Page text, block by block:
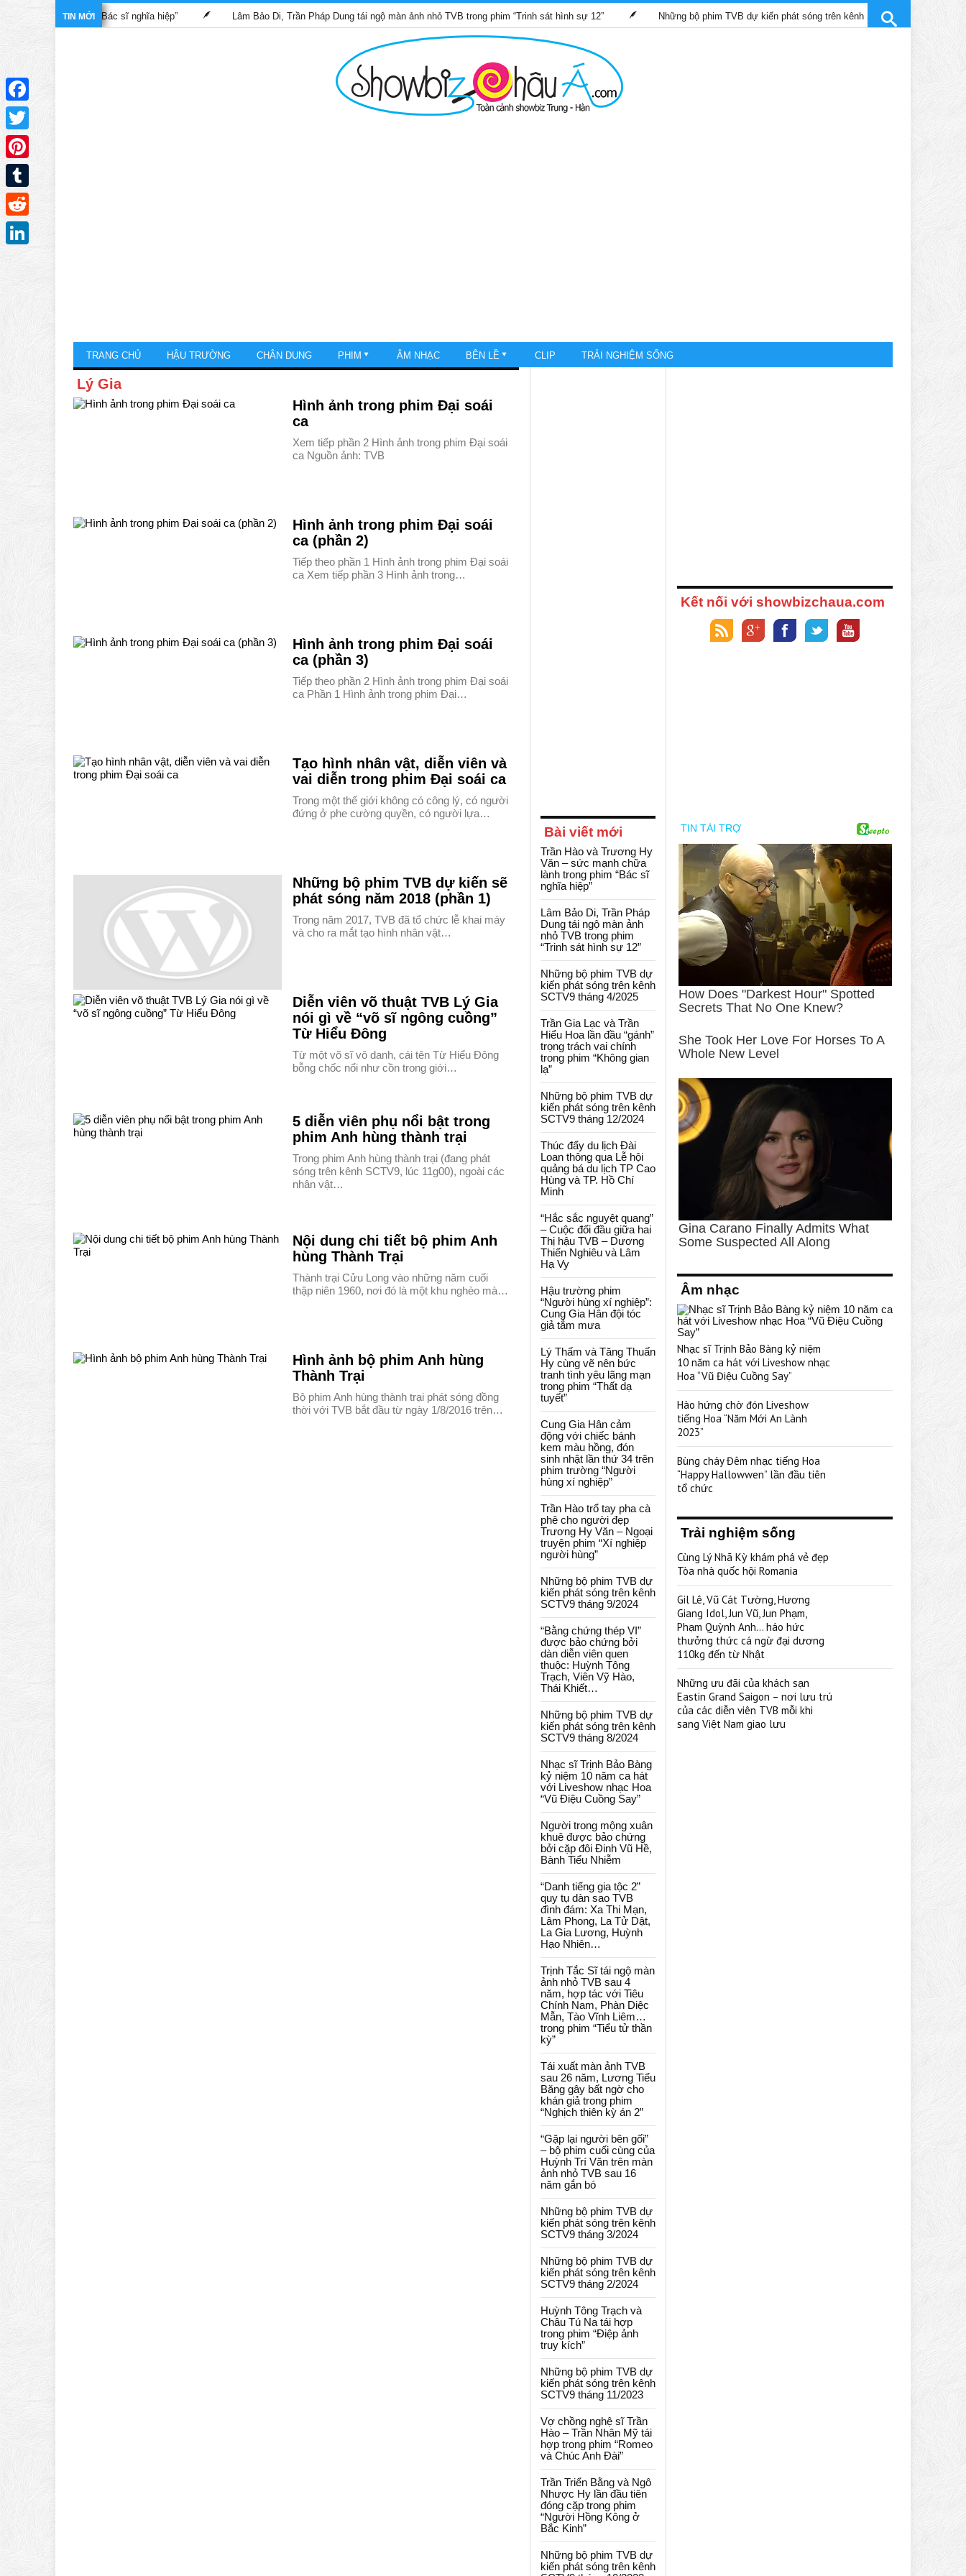
TIN MỚI
trong phim “Bác sĩ nghĩa hiệp” Lâm Bảo Di, Trần Pháp Dung tái ngộ màn ảnh nhỏ TVB trong phim “Trinh sát hình sự 12” Những bộ phim TVB dự kiến phát sóng trên kênh SCTV9 tháng 4/2025
TRANG CHỦ HẬU TRƯỜNG CHÂN DUNG PHIM ÂM NHẠC BÊN LỀ CLIP TRẢI NGHIỆM SỐNG
Lý Gia
Hình ảnh trong phim Đại soái
ca
Xem tiếp phần 2 Hình ảnh trong phim Đại soái
ca Nguồn ảnh: TVB
Hình ảnh trong phim Đại soái
ca (phần 2)
Tiếp theo phần 1 Hình ảnh trong phim Đại soái
ca Xem tiếp phần 3 Hình ảnh trong…
Hình ảnh trong phim Đại soái
ca (phần 3)
Tiếp theo phần 2 Hình ảnh trong phim Đại soái
ca Phần 1 Hình ảnh trong phim Đại…
Tạo hình nhân vật, diễn viên và
vai diễn trong phim Đại soái ca
Trong một thế giới không có công lý, có người
đứng ở phe cường quyền, có người lựa…
Những bộ phim TVB dự kiến sẽ
phát sóng năm 2018 (phần 1)
Trong năm 2017, TVB đã tổ chức lễ khai máy
và cho ra mắt tạo hình nhân vật…
Diễn viên võ thuật TVB Lý Gia
nói gì về “võ sĩ ngông cuồng”
Từ Hiểu Đông
Từ một võ sĩ vô danh, cái tên Từ Hiểu Đông
bỗng chốc nổi như cồn trong giới…
5 diễn viên phụ nổi bật trong
phim Anh hùng thành trại
Trong phim Anh hùng thành trại (đang phát
sóng trên kênh SCTV9, lúc 11g00), ngoài các
nhân vật…
Nội dung chi tiết bộ phim Anh
hùng Thành Trại
Thành trại Cửu Long vào những năm cuối
thập niên 1960, nơi đó là một khu nghèo mà…
Hình ảnh bộ phim Anh hùng
Thành Trại
Bộ phim Anh hùng thành trại phát sóng đồng
thời với TVB bắt đầu từ ngày 1/8/2016 trên…
Bài viết mới
Trần Hào và Trương Hy
Văn – sức mạnh chữa
lành trong phim “Bác sĩ
nghĩa hiệp”
Lâm Bảo Di, Trần Pháp
Dung tái ngộ màn ảnh
nhỏ TVB trong phim
“Trinh sát hình sự 12”
Những bộ phim TVB dự
kiến phát sóng trên kênh
SCTV9 tháng 4/2025
Trần Gia Lạc và Trần
Hiểu Hoa lần đầu “gánh”
trọng trách vai chính
trong phim “Không gian
lạ”
Những bộ phim TVB dự
kiến phát sóng trên kênh
SCTV9 tháng 12/2024
Thúc đẩy du lịch Đài
Loan thông qua Lễ hội
quảng bá du lịch TP Cao
Hùng và TP. Hồ Chí
Minh
“Hắc sắc nguyệt quang”
– Cuộc đối đầu giữa hai
Thị hậu TVB – Dương
Thiến Nghiêu và Lâm
Hạ Vy
Hậu trường phim
“Người hùng xí nghiệp”:
Cung Gia Hân đội tóc
giả tắm mưa
Lý Thấm và Tăng Thuấn
Hy cùng vẽ nên bức
tranh tình yêu lãng mạn
trong phim “Thất dạ
tuyết”
Cung Gia Hân cảm
động với chiếc bánh
kem màu hồng, đón
sinh nhật lần thứ 34 trên
phim trường “Người
hùng xí nghiệp”
Trần Hào trổ tay pha cà
phê cho người đẹp
Trương Hy Văn – Ngoại
truyện phim “Xí nghiệp
người hùng”
Những bộ phim TVB dự
kiến phát sóng trên kênh
SCTV9 tháng 9/2024
“Bằng chứng thép VI”
được bảo chứng bởi
dàn diễn viên quen
thuộc: Huỳnh Tông
Trạch, Viên Vỹ Hào,
Thái Khiết…
Những bộ phim TVB dự
kiến phát sóng trên kênh
SCTV9 tháng 8/2024
Nhạc sĩ Trịnh Bảo Bàng
kỷ niệm 10 năm ca hát
với Liveshow nhạc Hoa
“Vũ Điệu Cuồng Say”
Người trong mộng xuân
khuê được bảo chứng
bởi cặp đôi Đinh Vũ Hề,
Bành Tiểu Nhiễm
“Danh tiếng gia tộc 2”
quy tụ dàn sao TVB
đình đám: Xa Thi Mạn,
Lâm Phong, La Tử Dật,
La Gia Lương, Huỳnh
Hạo Nhiên…
Trịnh Tắc Sĩ tái ngộ màn
ảnh nhỏ TVB sau 4
năm, hợp tác với Tiêu
Chính Nam, Phàn Diệc
Mẫn, Tào Vĩnh Liêm…
trong phim “Tiểu tử thần
kỳ”
Tái xuất màn ảnh TVB
sau 26 năm, Lương Tiểu
Băng gây bất ngờ cho
khán giả trong phim
“Nghịch thiên kỳ án 2”
“Gặp lại người bên gối”
– bộ phim cuối cùng của
Huỳnh Trí Văn trên màn
ảnh nhỏ TVB sau 16
năm gắn bó
Những bộ phim TVB dự
kiến phát sóng trên kênh
SCTV9 tháng 3/2024
Những bộ phim TVB dự
kiến phát sóng trên kênh
SCTV9 tháng 2/2024
Huỳnh Tông Trạch và
Châu Tú Na tái hợp
trong phim “Điệp ảnh
truy kích”
Những bộ phim TVB dự
kiến phát sóng trên kênh
SCTV9 tháng 11/2023
Vợ chồng nghệ sĩ Trần
Hào – Trần Nhân Mỹ tái
hợp trong phim “Romeo
và Chúc Anh Đài”
Trần Triển Bằng và Ngô
Nhược Hy lần đầu tiên
đóng cặp trong phim
“Người Hồng Kông ở
Bắc Kinh”
Những bộ phim TVB dự
kiến phát sóng trên kênh
Kết nối với showbizchaua.com
Âm nhạc
Nhạc sĩ Trịnh Bảo Bàng kỷ niệm
10 năm ca hát với Liveshow nhạc
Hoa “Vũ Điệu Cuồng Say”
Hào hứng chờ đón Liveshow
tiếng Hoa “Năm Mới An Lành
2023”
Bùng cháy Đêm nhạc tiếng Hoa
“Happy Hallowwen” lần đầu tiên
tổ chức
Trải nghiệm sống
Cùng Lý Nhã Kỳ khám phá vẻ đẹp
Tòa nhà quốc hội Romania
Gil Lê, Vũ Cát Tường, Hương
Giang Idol, Jun Vũ, Jun Phạm,
Phạm Quỳnh Anh… háo hức
thưởng thức cá ngừ đại dương
110kg đến từ Nhật
Những ưu đãi của khách sạn
Eastin Grand Saigon – nơi lưu trú
của các diễn viên TVB mỗi khi
sang Việt Nam giao lưu
Facebook
Twitter
Pinterest
Tumblr
Reddit